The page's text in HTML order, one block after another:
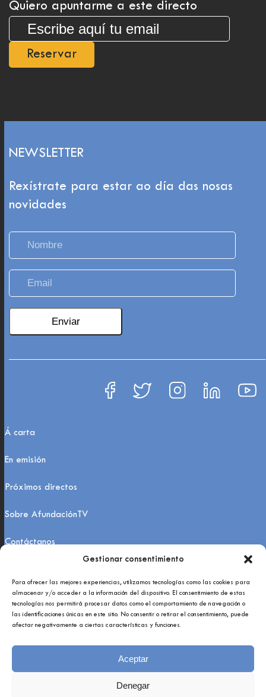
Gestionar consentimiento
Para ofrecer las mejores experiencias, utilizamos tecnologías como las cookies para
almacenar y/o acceder a la información del dispositivo. El consentimiento de estas
tecnologías nos permitirá procesar datos como el comportamiento de navegación o
las identificaciones únicas en este sitio. No consentir o retirar el consentimiento, puede
afectar negativamente a ciertas características y funciones.
Aceptar
Denegar
Quiero apuntarme a este directo
Reservar
NEWSLETTER
Rexístrate para estar ao día das nosas
novidades
Á carta
En emisión
Próximos directos
Sobre AfundaciónTV
Contáctanos
Copyright 2021 © Afundación Obra Social Abanca
Política de privacidade